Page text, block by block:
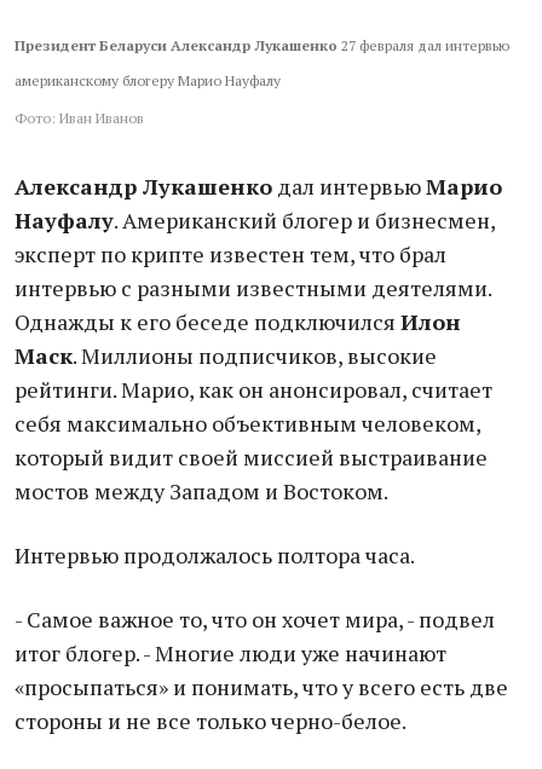
Президент Беларуси Александр Лукашенко 27 февраля дал интервью
американскому блогеру Марио Науфалу
Фото: Иван Иванов
Александр Лукашенко дал интервьюМарио
Науфалу. Американский блогер и бизнесмен,
эксперт по крипте известен тем, что брал
интервью с разными известными деятелями.
Однажды к его беседе подключился Илон
Маск. Миллионы подписчиков, высокие
рейтинги. Марио, как он анонсировал, считает
себя максимально объективным человеком,
который видит своей миссией выстраивание
мостов между Западом и Востоком.
Интервью продолжалось полтора часа.
- Самое важное то, что он хочет мира, - подвел
итог блогер. - Многие люди уже начинают
«просыпаться» и понимать, что у всего есть две
стороны и не все только черно-белое.